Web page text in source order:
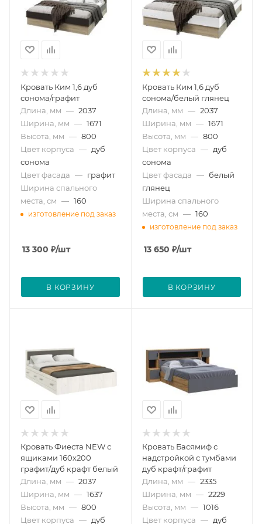
Кровать Ким 1,6 дуб
сонома/графит
Длина, мм — 2037
Ширина, мм — 1671
Высота, мм — 800
Цвет корпуса — дуб
сонома
Цвет фасада — графит
Ширина спального
места, см — 160
изготовление под заказ
13 300 ₽/шт
В КОРЗИНУ
Кровать Ким 1,6 дуб
сонома/белый глянец
Длина, мм — 2037
Ширина, мм — 1671
Высота, мм — 800
Цвет корпуса — дуб
сонома
Цвет фасада — белый
глянец
Ширина спального
места, см — 160
изготовление под заказ
13 650 ₽/шт
В КОРЗИНУ
Кровать Фиеста NEW с
ящиками 160х200
графит/дуб крафт белый
Длина, мм — 2037
Ширина, мм — 1637
Высота, мм — 800
Цвет корпуса — дуб
Кровать Басямиф с
надстройкой с тумбами
дуб крафт/графит
Длина, мм — 2335
Ширина, мм — 2229
Высота, мм — 1016
Цвет корпуса — дуб